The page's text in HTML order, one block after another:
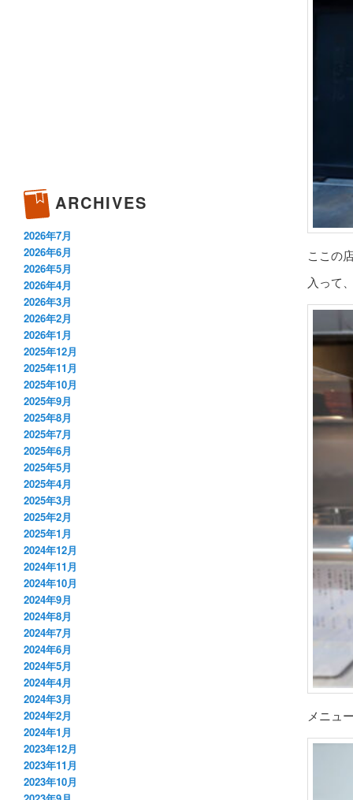
ここの
入って
メニュ
ARCHIVES
2026年7月
2026年6月
2026年5月
2026年4月
2026年3月
2026年2月
2026年1月
2025年12月
2025年11月
2025年10月
2025年9月
2025年8月
2025年7月
2025年6月
2025年5月
2025年4月
2025年3月
2025年2月
2025年1月
2024年12月
2024年11月
2024年10月
2024年9月
2024年8月
2024年7月
2024年6月
2024年5月
2024年4月
2024年3月
2024年2月
2024年1月
2023年12月
2023年11月
2023年10月